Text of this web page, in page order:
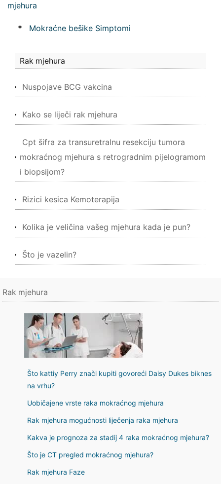
mjehura
* Mokraćne bešike Simptomi
Rak mjehura
Nuspojave BCG vakcina
Kako se liječi rak mjehura
Cpt šifra za transuretralnu resekciju tumora
mokraćnog mjehura s retrogradnim pijelogramom
i biopsijom?
Rizici kesica Kemoterapija
Kolika je veličina vašeg mjehura kada je pun?
Što je vazelin?
Rak mjehura
Što kattiy Perry znači kupiti govoreći Daisy Dukes biknes
na vrhu?
Uobičajene vrste raka mokraćnog mjehura
Rak mjehura mogućnosti liječenja raka mjehura
Kakva je prognoza za stadij 4 raka mokraćnog mjehura?
Što je CT pregled mokraćnog mjehura?
Rak mjehura Faze